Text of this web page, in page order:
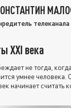
XXI века
не тогда,
умнее человека.
начинает считать